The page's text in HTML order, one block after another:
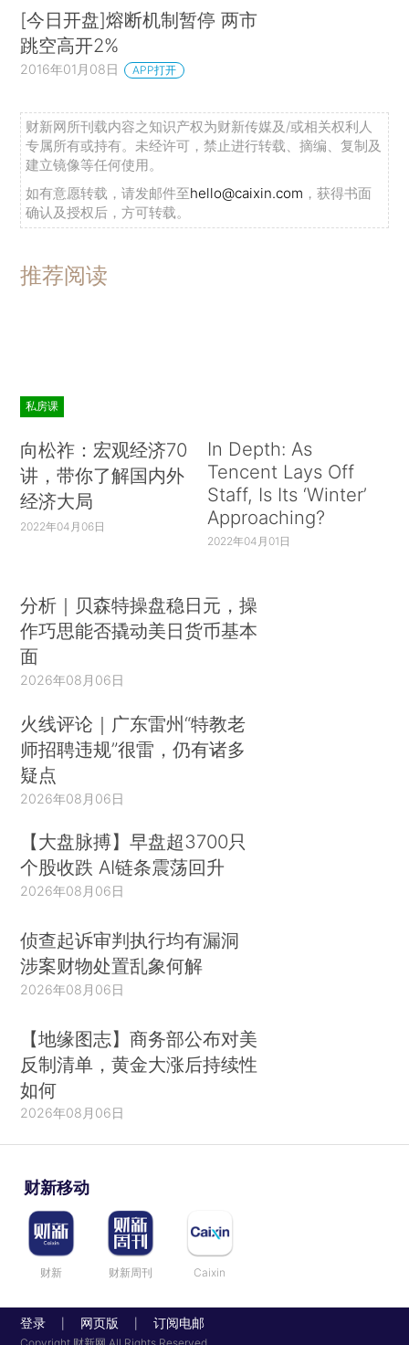
[今日开盘]熔断机制暂停 两市
跳空高开2%
2016年01月08日 APP打开
财新网所刊载内容之知识产权为财新传媒及/或相关权利人
专属所有或持有。未经许可，禁止进行转载、摘编、复制及
建立镜像等任何使用。
如有意愿转载，请发邮件至hello@caixin.com ，获得书面
确认及授权后，方可转载。
推荐阅读
私房课
向松祚：宏观经济70
讲，带你了解国内外
经济大局
2022年04月06日
In Depth: As
Tencent Lays Off
Staff, Is Its ‘Winter’
Approaching?
2022年04月01日
分析｜贝森特操盘稳日元，操
作巧思能否撬动美日货币基本
面
2026年08月06日
火线评论｜广东雷州“特教老
师招聘违规”很雷，仍有诸多
疑点
2026年08月06日
【大盘脉搏】早盘超3700只
个股收跌 AI链条震荡回升
2026年08月06日
侦查起诉审判执行均有漏洞
涉案财物处置乱象何解
2026年08月06日
【地缘图志】商务部公布对美
反制清单，黄金大涨后持续性
如何
2026年08月06日
财新移动
财新 财新周刊 Caixin
登录 网页版 订阅电邮